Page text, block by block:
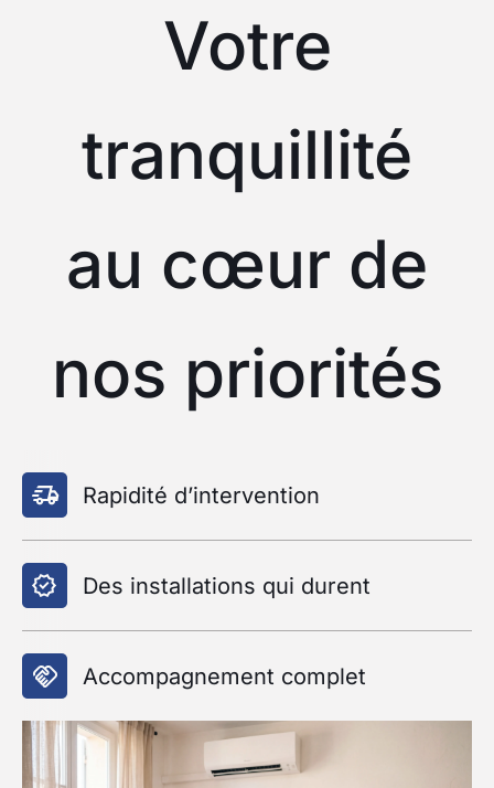
Votre
tranquillité
au cœur de
nos priorités
Rapidité d’intervention
Des installations qui durent
Accompagnement complet